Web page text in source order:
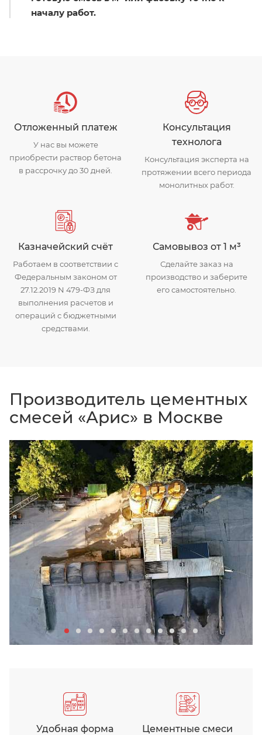
началу работ.
Отложенный платеж
У нас вы можете
приобрести раствор бетона
в рассрочку до 30 дней.
Консультация
технолога
Консультация эксперта на
протяжении всего периода
монолитных работ.
Казначейский счёт
Работаем в соответствии с
Федеральным законом от
27.12.2019 N 479-ФЗ для
выполнения расчетов и
операций с бюджетными
средствами.
Самовывоз от 1 м³
Сделайте заказ на
производство и заберите
его самостоятельно.
Производитель цементных
смесей «Арис» в Москве
Завод цементных смесей
Удобная форма
Цементные смеси